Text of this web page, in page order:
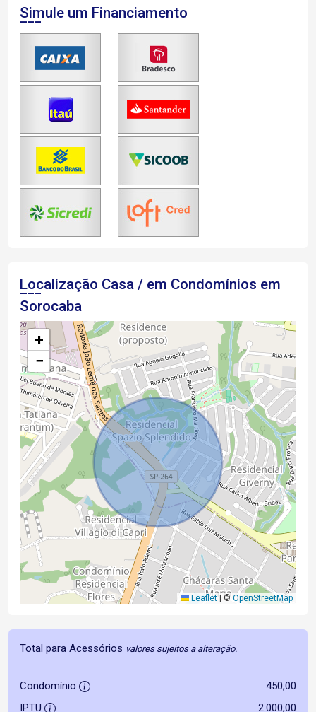
Simule um Financiamento
Localização Casa / em Condomínios em
Sorocaba
+
−
Leaflet © OpenStreetMap
Total para Acessórios valores sujeitos a alteração.
Condomínio
450,00
IPTU
2.000,00